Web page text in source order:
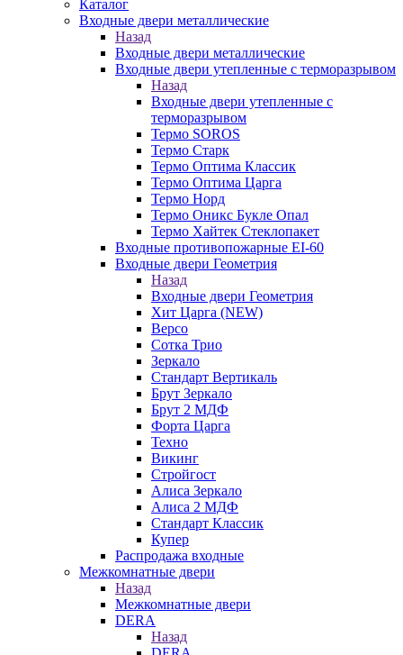
Каталог
Входные двери металлические
Назад
Входные двери металлические
Входные двери утепленные с терморазрывом
Назад
Входные двери утепленные с
терморазрывом
Термо SOROS
Термо Старк
Термо Оптима Классик
Термо Оптима Царга
Термо Норд
Термо Оникс Букле Опал
Термо Хайтек Стеклопакет
Входные противопожарные EI-60
Входные двери Геометрия
Назад
Входные двери Геометрия
Хит Царга (NEW)
Версо
Сотка Трио
Зеркало
Стандарт Вертикаль
Брут Зеркало
Брут 2 МДФ
Форта Царга
Техно
Викинг
Стройгост
Алиса Зеркало
Алиса 2 МДФ
Стандарт Классик
Купер
Распродажа входные
Межкомнатные двери
Назад
Межкомнатные двери
DERA
Назад